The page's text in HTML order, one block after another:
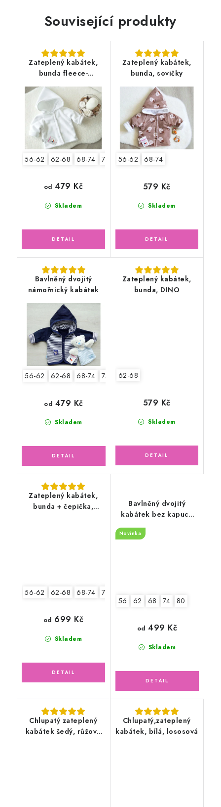
Související produkty
Zateplený kabátek,
bunda fleece-
antipilling, bílá
56-62 62-68 68-74 74-80 80-86
Skladem
od 479 Kč
Zateplený kabátek,
bunda, sovičky
56-62 68-74
Skladem
579 Kč
Bavlněný dvojitý
námořnický kabátek
56-62 62-68 68-74 74-80 80-86
Skladem
od 479 Kč
Zateplený kabátek,
bunda, DINO
62-68
Skladem
579 Kč
Zateplený kabátek,
bunda + čepička,
56-62 62-68 68-74 74-80
Skladem
od 699 Kč
Bavlněný dvojitý
kabátek bez kapuce
teplákovina, malí
hrošíci
Novinka
56 62 68 74 80
Skladem
od 499 Kč
Chlupatý zateplený
kabátek šedý, růžová
Chlupatý,zateplený
kabátek, bílá, lososová